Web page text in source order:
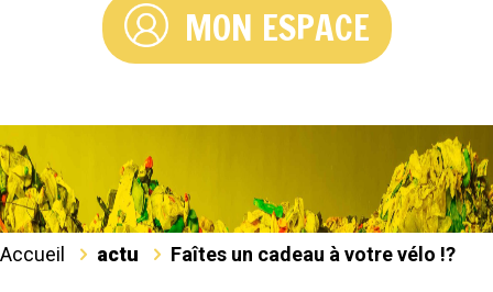
MON ESPACE
Accueil actu Faîtes un cadeau à votre vélo !?️